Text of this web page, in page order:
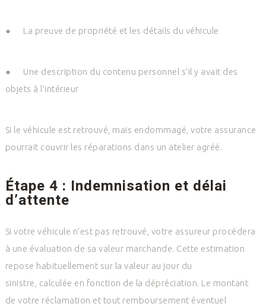
● La preuve de propriété et les détails du véhicule
●
Une description du contenu personnel s’il y avait des
objets à l’intérieur
Si le véhicule est retrouvé, mais endommagé, votre assurance
pourrait couvrir les réparations dans un atelier agréé.
Étape 4 : Indemnisation et délai
d’attente
Si votre véhicule n’est pas retrouvé, votre assureur procédera
à une évaluation de sa valeur marchande. Cette estimation
repose habituellement sur la valeur au jour du
sinistre, calculée en fonction de la dépréciation. Le montant
de votre réclamation et tout remboursement éventuel